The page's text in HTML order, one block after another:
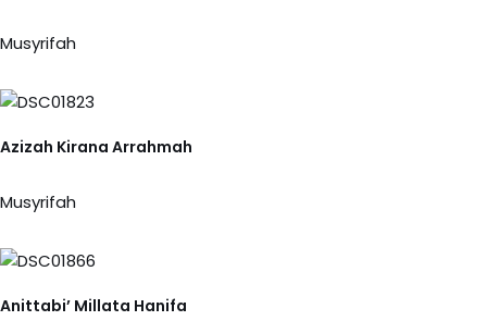
Musyrifah
Azizah Kirana Arrahmah
Musyrifah
Anittabi’ Millata Hanifa